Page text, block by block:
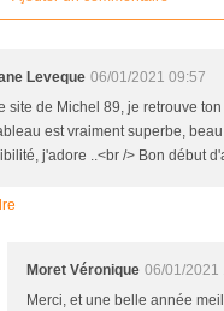
Leveque 06/01/2021 09:57
site de Michel 89, je retrouve
est vraiment superbe,
j'adore ..<br /> Bon début
Moret Véronique 06/01/2021
Merci, et une belle année